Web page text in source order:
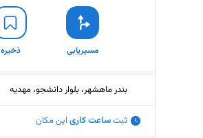
مسیریابی ذخیره
بندر ماهشهر، بلوار دانشجو، مهدیه
ثبتساعت کاری این مکان